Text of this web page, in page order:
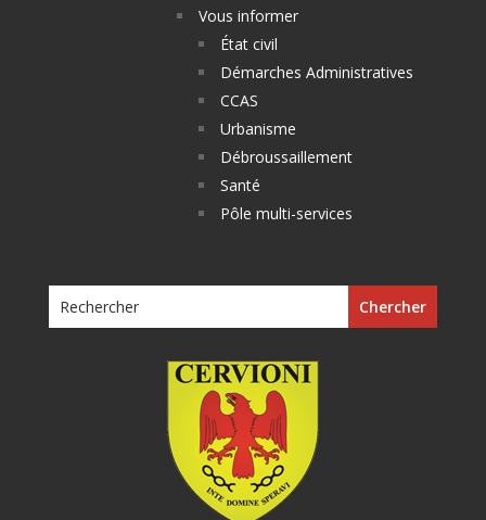
Vous informer
État civil
Démarches Administratives
CCAS
Urbanisme
Débroussaillement
Santé
Pôle multi-services